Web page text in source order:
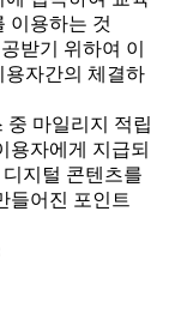
이용하는 것
받기 위하여 이
용자간의 체결하
마일리지 적립
용자에게 지급되
지털 콘텐츠를
들어진 포인트